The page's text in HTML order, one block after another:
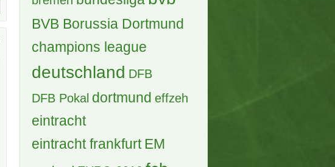
BVB Borussia Dortmund
champions league
deutschland DFB
DFB Pokal dortmund effzeh
eintracht
eintracht frankfurt EM